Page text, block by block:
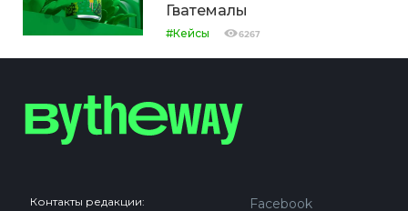
Гватемалы
#Кейсы 6267
Контакты редакции:
Facebook